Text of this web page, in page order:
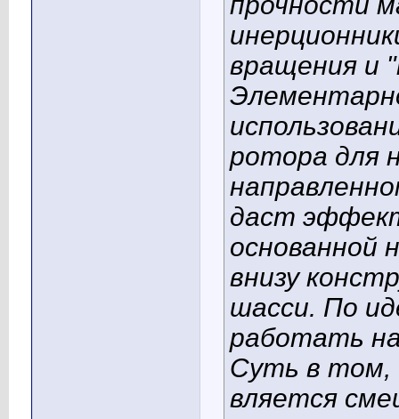
вращения и
ротора для
даст
основанной
внизу
шасси. По
работать
Суть в том,
вляется